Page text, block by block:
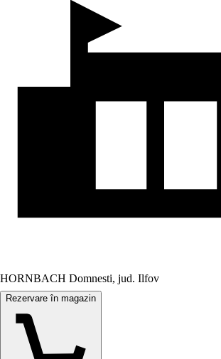
HORNBACH Domnesti, jud. Ilfov
Rezervare în magazin